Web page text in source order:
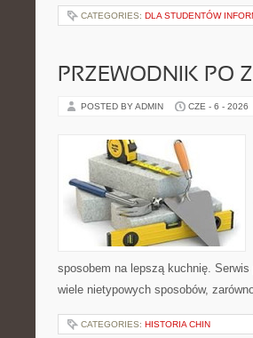
CATEGORIES: DLA STUDENTÓW
PRZEWODNIK PO
POSTED BY ADMIN CZE - 6 - 2026
sposobem na lepszą kuchnię.
wiele nietypowych sposobów,
CATEGORIES: HISTORIA CHIN